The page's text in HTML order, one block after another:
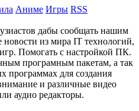
Аниме Игры RSS
дабы сообщать нашим
новости из мира IT технологий,
Помогать с настройкой ПК.
програмным пакетам, а так
программах для создания
и различные видео
аудио редакторы.